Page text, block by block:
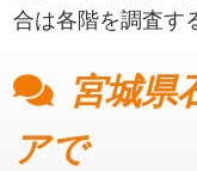
合は各階を調査す
宮城県
アで